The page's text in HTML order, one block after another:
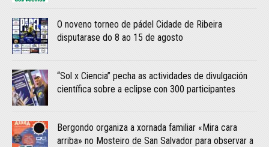
O noveno torneo de pádel Cidade de Ribeira
disputarase do 8 ao 15 de agosto
“Sol x Ciencia” pecha as actividades de divulgación
científica sobre a eclipse con 300 participantes
Bergondo organiza a xornada familiar «Mira cara
arriba» no Mosteiro de San Salvador para observar a